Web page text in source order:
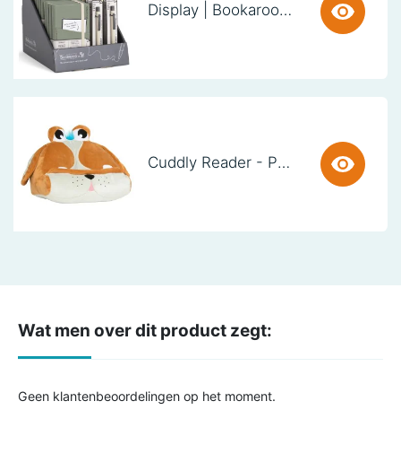
Display | Bookaroo Notebook & Pen - Fern
Cuddly Reader - Puppy Pete
Wat men over dit product zegt:
Geen klantenbeoordelingen op het moment.